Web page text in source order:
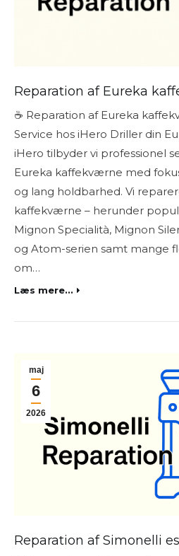
Reparation af Eureka
☕ Reparation af Eureka
Service hos iHero Driller din
iHero tilbyder vi professionel
Eureka kaffekværne med
og lang holdbarhed. Vi
kaffekværne – herunder
Mignon Specialità, Mignon
og Atom-serien samt mange
om…
Læs mere...
maj
6
2026
Reparation af Simonelli